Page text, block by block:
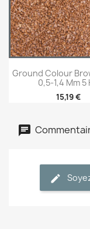
Ground Colour
0,5-1,4 Mm 5
15,19 €